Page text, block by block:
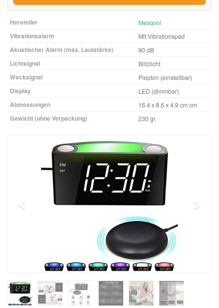
Hersteller Mesqool
Vibrationsalarm Mit Vibrationspad
Akustischer Alarm (max. Lautstärke) 90 dB
Lichtsignal Blitzlicht
Wecksignal Piepton (einstellbar)
Display LED (dimmbar)
Abmessungen 16.4 x 8.6 x 4.9 cm cm
Gewicht (ohne Verpackung) 230 gr.